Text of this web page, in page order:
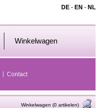
DE - EN - NL
Winkelwagen
Contact
Winkelwagen (0 artikelen)